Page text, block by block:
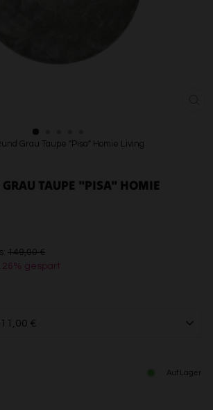
Grau Taupe "Pisa" Homie Living
TAUPE "PISA" HOMIE
149,00 €€149,00
26% gespart
Auf Lager